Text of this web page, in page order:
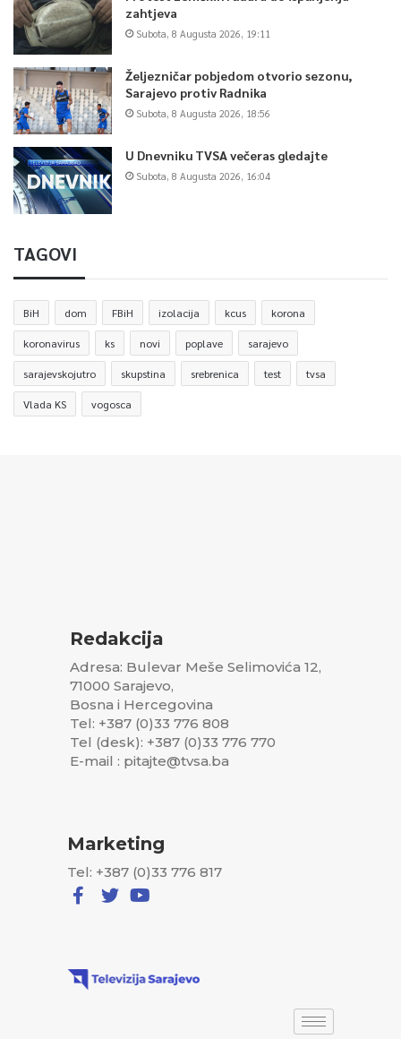
zahtjeva
Subota, 8 Augusta 2026, 19:11
Željezničar pobjedom otvorio sezonu,
Sarajevo protiv Radnika
Subota, 8 Augusta 2026, 18:56
U Dnevniku TVSA večeras gledajte
Subota, 8 Augusta 2026, 16:04
TAGOVI
BiH dom FBiH izolacija kcus korona
koronavirus ks novi poplave sarajevo
sarajevskojutro skupstina srebrenica test tvsa
Vlada KS vogosca
Redakcija
Adresa: Bulevar Meše Selimovića 12,
71000 Sarajevo,
Bosna i Hercegovina
Tel: +387 (0)33 776 808
Tel (desk): +387 (0)33 776 770
E-mail : pitajte@tvsa.ba
Marketing
Tel: +387 (0)33 776 817